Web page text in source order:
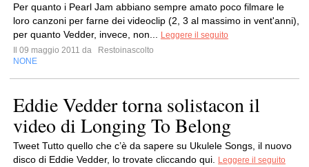
Per quanto i Pearl Jam abbiano sempre amato poco filmare le
loro canzoni per farne dei videoclip (2, 3 al massimo in vent'anni),
per quanto Vedder, invece, non...
Leggere il seguito
Il 09 maggio 2011 da
Restoinascolto
NONE
Eddie Vedder torna solistacon il
video di Longing To Belong
Tweet Tutto quello che c’è da sapere su Ukulele Songs, il nuovo
disco di Eddie Vedder, lo trovate cliccando qui.
Leggere il seguito